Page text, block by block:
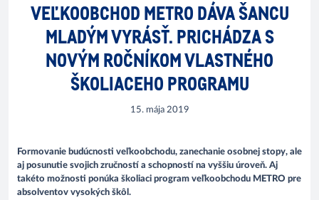
VEĽKOOBCHOD METRO DÁVA ŠANCU
MLADÝM VYRÁSŤ. PRICHÁDZA S
NOVÝM ROČNÍKOM VLASTNÉHO
ŠKOLIACEHO PROGRAMU
15. mája 2019
Formovanie budúcnosti veľkoobchodu, zanechanie osobnej stopy, ale
aj posunutie svojich zručností a schopností na vyššiu úroveň. Aj
takéto možnosti ponúka školiaci program veľkoobchodu METRO pre
absolventov vysokých škôl.